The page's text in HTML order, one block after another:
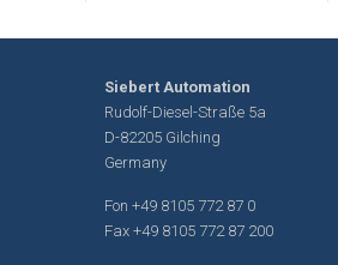
Siebert Automation
Rudolf-Diesel-Straße 5a
D-82205 Gilching
Germany
Fon+49 8105 772 87 0
Fax +49 8105 772 87 200